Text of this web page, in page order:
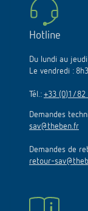
Hotline
Du lundi au
Le vendredi :
Tél.: +33 (0)1/82
Demandes
sav@theben.fr
Demandes de
retour-